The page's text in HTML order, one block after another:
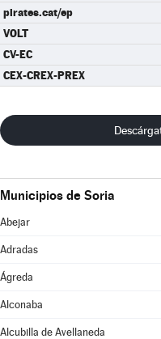
pirates.cat/ep
VOLT
CV-EC
CEX-CREX-PREX
Municipios de Soria
Abejar
Adradas
Ágreda
Alconaba
Alcubilla de Avellaneda